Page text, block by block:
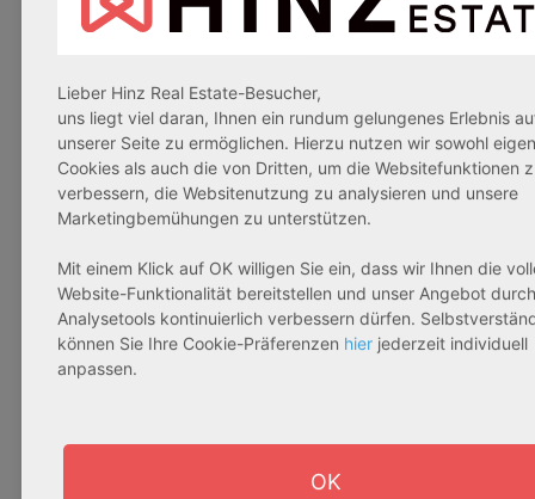
AfA Degressive
5,00 %
Sofortmiete
32602 Vlotho
Rendite:
3,42 %
Assetklasse:
Bestandsobjekt
AfA Degressive
5,00 %
Sofortmiete
53840 Troisdorf
Rendite:
3,70 %
Gesamtfläche:
Lieber Hinz Real Estate-Besucher,
uns liegt viel daran, Ihnen ein rundum gelungenes Erlebnis
unserer Seite zu ermöglichen. Hierzu nutzen wir sowohl
Cookies als auch die von Dritten, um die Websitefunktionen
verbessern, die Websitenutzung zu analysieren und unsere
Marketingbemühungen zu unterstützen.
Mit einem Klick auf OK willigen Sie ein, dass wir Ihnen die
Website-Funktionalität bereitstellen und unser Angebot durch
Analysetools kontinuierlich verbessern dürfen.
können Sie Ihre Cookie-Präferenzen hier jederzeit individuell
anpassen.
OK